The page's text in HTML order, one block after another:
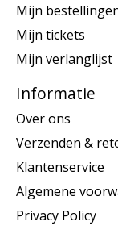
Mijn
Mijn tickets
Mijn verlanglijst
Informatie
Over ons
Verzenden &
Klantenservice
Algemene
Privacy Policy